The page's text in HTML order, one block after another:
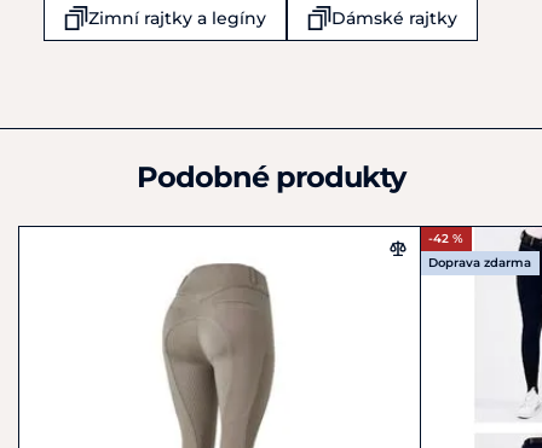
+44 121 387 0209
info@horze.com
Zimní rajtky a legíny Dámské rajtky
Podobné produkty
-42 %
Doprava zdarma